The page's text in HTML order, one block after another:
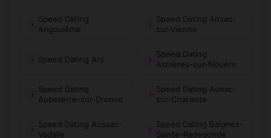
Speed Dating
Angoulême
Speed Dating Ansac-
sur-Vienne
Speed Dating Ars
Speed Dating
Asnières-sur-Nouère
Speed Dating
Aubeterre-sur-Dronne
Speed Dating Aunac-
sur-Charente
Speed Dating Aussac-
Vadalle
Speed Dating Baignes-
Sainte-Radegonde